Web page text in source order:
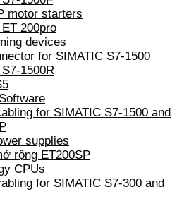
motor starters
200pro
devices
for SIMATIC S7-1500
1500R
for SIMATIC S7-1500 and
supplies
rộng ET200SP
CPUs
for SIMATIC S7-300 and